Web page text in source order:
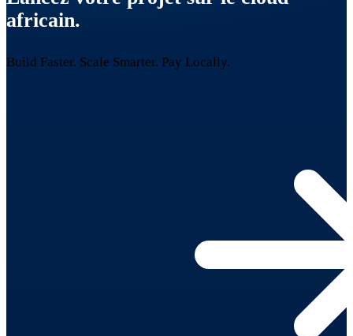
africain.
Build Faster. Scale Smarter. Pay Locally.